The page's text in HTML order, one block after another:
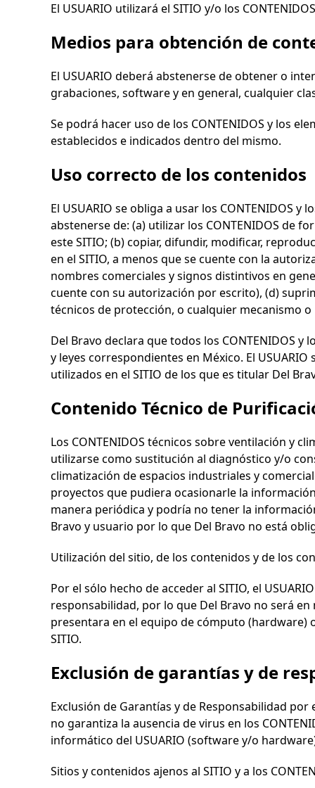
El USUARIO utilizará el SITIO y/o los
Medios para obtención de
El USUARIO deberá abstenerse de obtener o
grabaciones, software y en general, cualquier
Se podrá hacer uso de los CONTENIDOS y los
establecidos e indicados dentro del mismo.
Uso correcto de los contenidos
El USUARIO se obliga a usar los CONTENIDOS
abstenerse de: (a) utilizar los CONTENIDOS de
este SITIO; (b) copiar, difundir, modificar,
en el SITIO, a menos que se cuente con la
nombres comerciales y signos distintivos en
cuente con su autorización por escrito), (d)
técnicos de protección, o cualquier mecanismo
Del Bravo declara que todos los CONTENIDOS
y leyes correspondientes en México. El
utilizados en el SITIO de los que es titular Del
Contenido Técnico de
Los CONTENIDOS técnicos sobre ventilación y
utilizarse como sustitución al diagnóstico y/o
climatización de espacios industriales y
proyectos que pudiera ocasionarle la
manera periódica y podría no tener la
Bravo y usuario por lo que Del Bravo no está
Utilización del sitio, de los contenidos y de los
Por el sólo hecho de acceder al SITIO, el
responsabilidad, por lo que Del Bravo no será
presentara en el equipo de cómputo (hardware)
SITIO.
Exclusión de garantías y de
Exclusión de Garantías y de Responsabilidad
no garantiza la ausencia de virus en los
informático del USUARIO (software y/o
Sitios y contenidos ajenos al SITIO y a los